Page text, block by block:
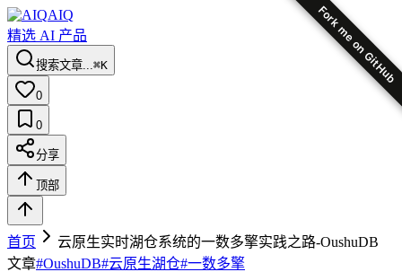
Fork me on GitHub
AIQ
精选 AI 产品
搜索文章...⌘K
0
0
分享
顶部
首页
云原生实时湖仓系统的一数多擎实践之路-OushuDB
文章#OushuDB#云原生湖仓#一数多擎